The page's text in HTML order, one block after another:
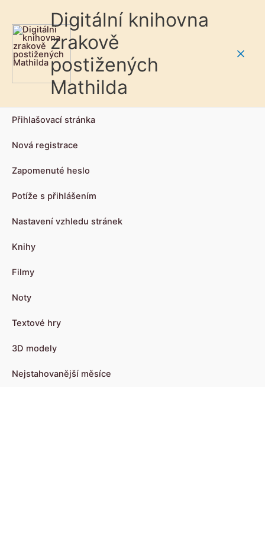
Digitální knihovna
zrakově
postižených
Mathilda
Přihlašovací stránka
Nová registrace
Zapomenuté heslo
Potíže s přihlášením
Nastavení vzhledu stránek
Knihy
Filmy
Noty
Textové hry
3D modely
Nejstahovanější měsíce